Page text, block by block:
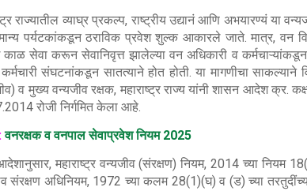
राज्यातील व्याघ्र प्रकल्प, राष्ट्रीय उद्यानं आणि अभयारण्यं या
पर्यटकांकडून ठराविक प्रवेश शुल्क आकारले जाते. मात्र, वन
काळ सेवा करून सेवानिवृत्त झालेल्या वन अधिकारी व कर्मचाऱ्यांकडून
संघटनांकडून सातत्याने होत होती. या मागणीचा
व मुख्य वन्यजीव रक्षक, महाराष्ट्र राज्य यांनी शासन आदेश
रोजी निर्गमित केला आहे.
वनरक्षक व वनपाल सेवाप्रवेश नियम 2025
महाराष्ट्र वन्यजीव (संरक्षण) नियम, 2014 च्या नियम
संरक्षण अधिनियम, 1972 च्या कलम 28(1)(घ) व (ड) च्या तरतुदींच्या